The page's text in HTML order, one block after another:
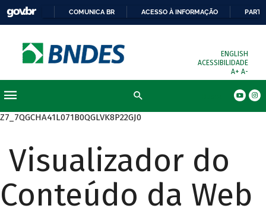
COMUNICA BR ACESSO À INFORMAÇÃO
ENGLISH
ACESSIBILIDADE
A+ A-
Z7_7QGCHA41L071B0QGLVK8P22GJ0
Visualizador do
Conteúdo da Web